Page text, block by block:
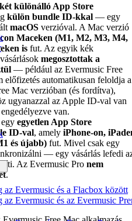
az Evermusic és a Flacbox között
az Evermusic és az Evermusic
két különálló App Store
külön bundle ID-kkal — egy
macOS verzióval. A Mac verzió
Maceken (M1, M2, M3, M4,
is fut. Az egyik kék
megosztottak a
— például az Evermusic Free
előfizetés automatikusan feloldja a
Mac verzióban (és fordítva),
ugyanazzal az Apple ID-val van
van.
egy egyetlen App Store
ID-val, amely iPhone-on,
és újabb) fut. Mivel csak egy
— egy vásárlás lefedi
Az Evermusic Pro nem
.